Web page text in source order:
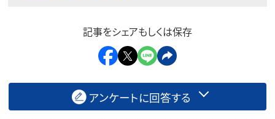
記事をシェアもしくは保存
アンケートに回答する